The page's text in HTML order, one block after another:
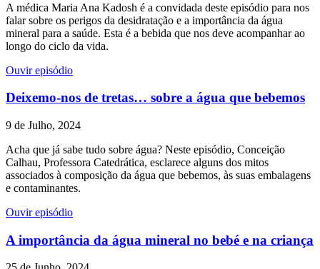
A médica Maria Ana Kadosh é a convidada deste episódio para nos
falar sobre os perigos da desidratação e a importância da água
mineral para a saúde. Esta é a bebida que nos deve acompanhar ao
longo do ciclo da vida.
Ouvir episódio
Deixemo-nos de tretas… sobre a água que bebemos
9 de Julho, 2024
Acha que já sabe tudo sobre água? Neste episódio, Conceição
Calhau, Professora Catedrática, esclarece alguns dos mitos
associados à composição da água que bebemos, às suas embalagens
e contaminantes.
Ouvir episódio
A importância da água mineral no bebé e na criança